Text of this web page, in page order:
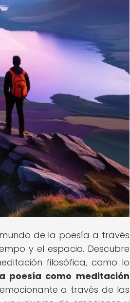
mundo de la poesía a través
y el espacio. Descubre
filosófica, como lo
poesía como meditación
a través de las